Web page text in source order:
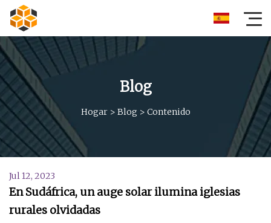
Blog
Hogar> Blog > Contenido
Jul 12, 2023
En Sudáfrica, un auge solar ilumina iglesias
rurales olvidadas